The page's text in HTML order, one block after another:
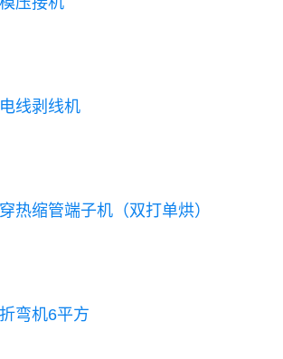
线剥线机
热缩管端子机（双打单烘）
弯机6平方